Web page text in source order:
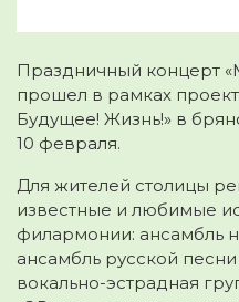
Праздничный концерт
прошел в рамках
Будущее! Жизнь!» в
10 февраля.
Для жителей столицы
известные и любимые
филармонии: ансамбль
ансамбль русской
вокально-эстрадная